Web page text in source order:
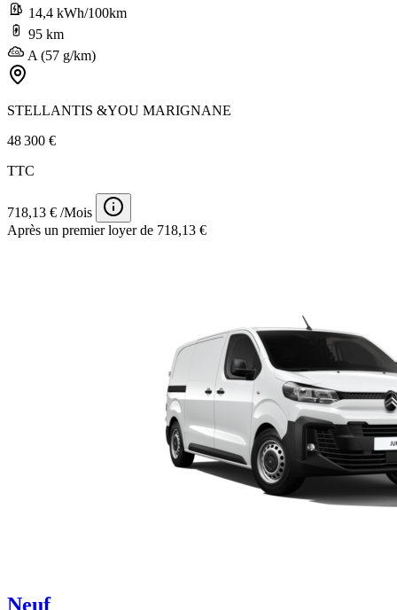
14,4 kWh/100km
95 km
A (57 g/km)
STELLANTIS &YOU MARIGNANE
48 300 €
TTC
718,13 € /Mois
Après un premier loyer de 718,13 €
Neuf